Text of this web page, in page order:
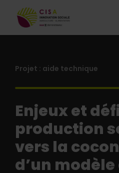
Actualités
Publications et outils
Nos projets
Événements
Projet : aide technique
Enjeux et
production
vers la
d’un